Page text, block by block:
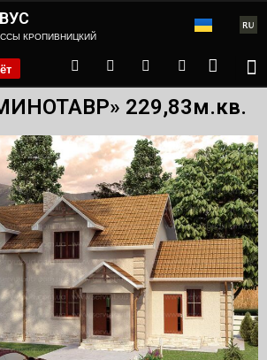
КРОПИВНИЦКИЙ
phone
229,83м.кв.